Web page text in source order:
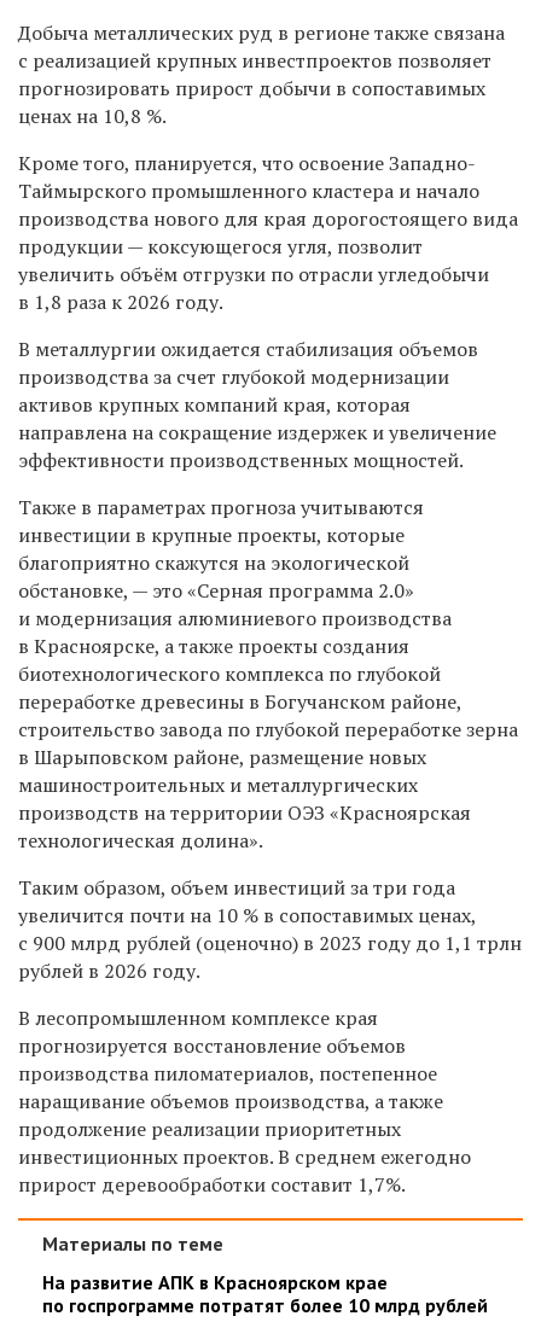
Добыча металлических руд в регионе также связана
с реализацией крупных инвестпроектов позволяет
прогнозировать прирост добычи в сопоставимых
ценах на 10,8 %.
Кроме того, планируется, что освоение Западно-
Таймырского промышленного кластера и начало
производства нового для края дорогостоящего вида
продукции — коксующегося угля, позволит
увеличить объём отгрузки по отрасли угледобычи
в 1,8 раза к 2026 году.
В металлургии ожидается стабилизация объемов
производства за счет глубокой модернизации
активов крупных компаний края, которая
направлена на сокращение издержек и увеличение
эффективности производственных мощностей.
Также в параметрах прогноза учитываются
инвестиции в крупные проекты, которые
благоприятно скажутся на экологической
обстановке, — это «Серная программа 2.0»
и модернизация алюминиевого производства
в Красноярске, а также проекты создания
биотехнологического комплекса по глубокой
переработке древесины в Богучанском районе,
строительство завода по глубокой переработке зерна
в Шарыповском районе, размещение новых
машиностроительных и металлургических
производств на территории ОЭЗ «Красноярская
технологическая долина».
Таким образом, объем инвестиций за три года
увеличится почти на 10 % в сопоставимых ценах,
с 900 млрд рублей (оценочно) в 2023 году до 1,1 трлн
рублей в 2026 году.
В лесопромышленном комплексе края
прогнозируется восстановление объемов
производства пиломатериалов, постепенное
наращивание объемов производства, а также
продолжение реализации приоритетных
инвестиционных проектов. В среднем ежегодно
прирост деревообработки составит 1,7%.
Материалы по теме
На развитие АПК в Красноярском крае
по госпрограмме потратят более 10 млрд рублей